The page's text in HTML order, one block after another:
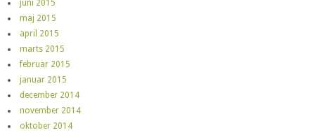
juni 2015
maj 2015
april 2015
marts 2015
februar 2015
januar 2015
december 2014
november 2014
oktober 2014